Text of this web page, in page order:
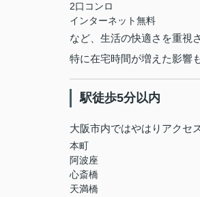
2口コンロ
インターネット無料
など、生活の快適さを重視
特に在宅時間が増えた影響
駅徒歩5分以内
大阪市内ではやはりアクセ
本町
阿波座
心斎橋
天満橋